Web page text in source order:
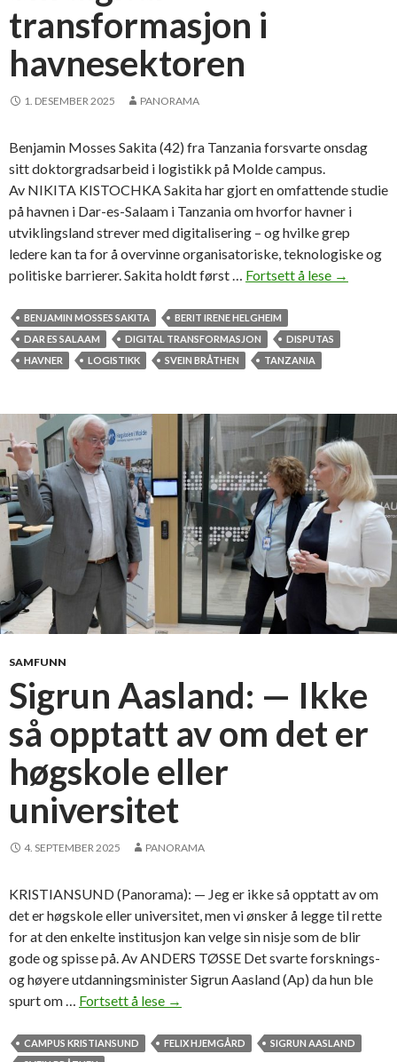
r
o
s
s
s
r
a
m
m
e
r
e
k
o
n
transformasjon i
havnesektoren
1. DESEMBER 2025 PANORAMA
Benjamin Mosses Sakita (42) fra Tanzania forsvarte onsdag
sitt doktorgradsarbeid i logistikk på Molde campus.
Av NIKITA KISTOCHKA Sakita har gjort en omfattende studie
på havnen i Dar-es-Salaam i Tanzania om hvorfor havner i
utviklingsland strever med digitalisering – og hvilke grep
ledere kan ta for å overvinne organisatoriske, teknologiske og
politiske barrierer. Sakita holdt først … Fortsett å lese F
e
a
v
h
n
d
n
o
m
i
r
a
n
s
f
m
→
BENJAMIN MOSSES SAKITA
BERIT IRENE HELGHEIM
DAR ES SALAAM
DIGITAL TRANSFORMASJON
DISPUTAS
HAVNER
LOGISTIKK SVEIN BRÅTHEN TANZANIA
SAMFUNN
Sigrun Aasland: — Ikke
så opptatt av om det er
høgskole eller
universitet
4. SEPTEMBER 2025 PANORAMA
KRISTIANSUND (Panorama): — Jeg er ikke så opptatt av om
det er høgskole eller universitet, men vi ønsker å legge til rette
for at den enkelte institusjon kan velge sin nisje som de blir
gode og spisse på. Av ANDERS TØSSE Det svarte forsknings-
og høyere utdanningsminister Sigrun Aasland (Ap) da hun ble
spurt om … Fortsett å lese S
g
→
CAMPUS KRISTIANSUND FELIX HJEMGÅRD
SIGRUN AASLAND